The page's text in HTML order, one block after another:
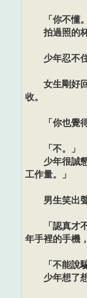
「你不懂。
拍過照的杯
少年忍不住
女生剛好回
收。
「你也覺得
「不。」
少年很誠懇
工作量。」
男生笑出聲
「認真才不
年手裡的手機
「不能說騙
少年想了想